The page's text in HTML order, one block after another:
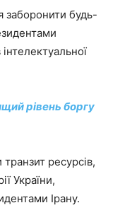
заборонити будь-
рівень боргу
ресурсів,
України,
Ірану.